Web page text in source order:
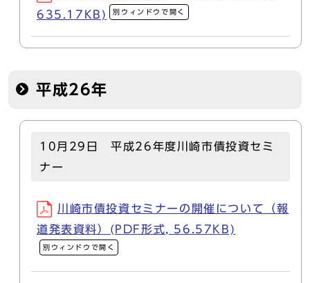
635.17KB)
別ウィンドウで開く
平成26年
10月29日 平成26年度川崎市債投資セミ
ナー
川崎市債投資セミナーの開催について（報
道発表資料）(PDF形式, 56.57KB)
別ウィンドウで開く